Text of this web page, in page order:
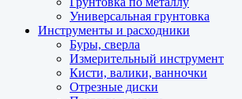
Универсальная грунтовка
Инструменты и расходники
Буры, сверла
Измерительный инструмент
Кисти, валики, ванночки
Отрезные диски